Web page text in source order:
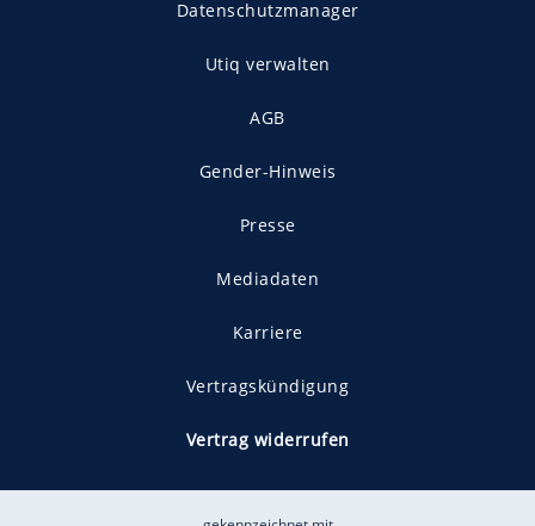
Datenschutzmanager
Utiq verwalten
AGB
Gender-Hinweis
Presse
Mediadaten
Karriere
Vertragskündigung
Vertrag widerrufen